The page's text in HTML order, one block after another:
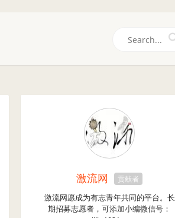
激流网 贡献者
激流网愿成为有志青年共同的平台。长
期招募志愿者，可添加小编微信号：